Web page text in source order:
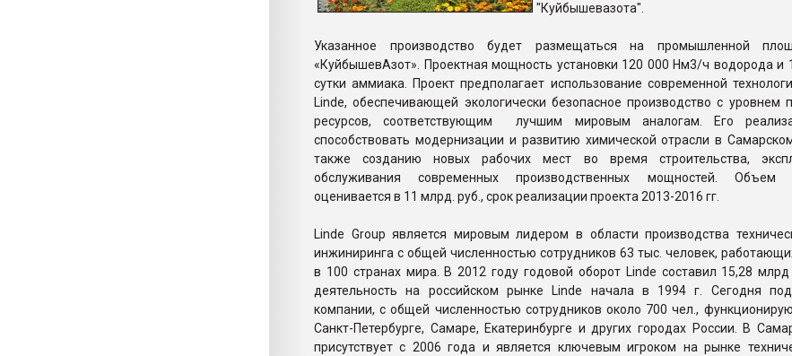
"Куйбышевазота".
Указанное производство будет размещаться на промышленной
«КуйбышевАзот». Проектная мощность установки 120 000 Нм3/ч водорода и
сутки аммиака. Проект предполагает использование современной
Linde, обеспечивающей экологически безопасное производство с уровнем
ресурсов, соответствующим лучшим мировым аналогам. Его
способствовать модернизации и развитию химической отрасли в
также созданию новых рабочих мест во время строительства,
обслуживания современных производственных мощностей. Объем
оценивается в 11 млрд. руб., срок реализации проекта 2013-2016 гг.
Linde Group является мировым лидером в области производства
инжиниринга с общей численностью сотрудников 63 тыс. человек,
в 100 странах мира. В 2012 году годовой оборот Linde составил 15,28
деятельность на российском рынке Linde начала в 1994 г. Сегодня
компании, с общей численностью сотрудников около 700 чел.,
Санкт-Петербурге, Самаре, Екатеринбурге и других городах России. В
присутствует с 2006 года и является ключевым игроком на рынке